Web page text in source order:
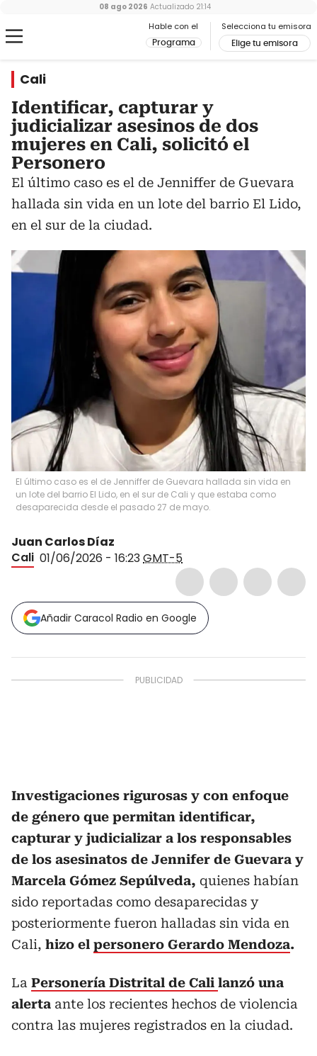
Hable con el
Programa
Selecciona tu emisora
Elige tu emisora
08 ago 2026 Actualizado 21:14
Cali
Identificar, capturar y
judicializar asesinos de dos
mujeres en Cali, solicitó el
Personero
El último caso es el de Jenniffer de Guevara
hallada sin vida en un lote del barrio El Lido,
en el sur de la ciudad.
El último caso es el de Jenniffer de Guevara hallada sin vida en
un lote del barrio El Lido, en el sur de Cali y que estaba como
desaparecida desde el pasado 27 de mayo.
Juan Carlos Díaz
Cali 01/06/2026 - 16:23GMT-5
Añadir Caracol Radio en Google
Investigaciones rigurosas y con enfoque
de género que permitan identificar,
capturar y judicializar a los responsables
de los asesinatos de Jennifer de Guevara y
Marcela Gómez Sepúlveda, quienes habían
sido reportadas como desaparecidas y
posteriormente fueron halladas sin vida en
Cali, hizo el personero Gerardo Mendoza.
La Personería Distrital de Cali lanzó una
alerta ante los recientes hechos de violencia
contra las mujeres registrados en la ciudad.